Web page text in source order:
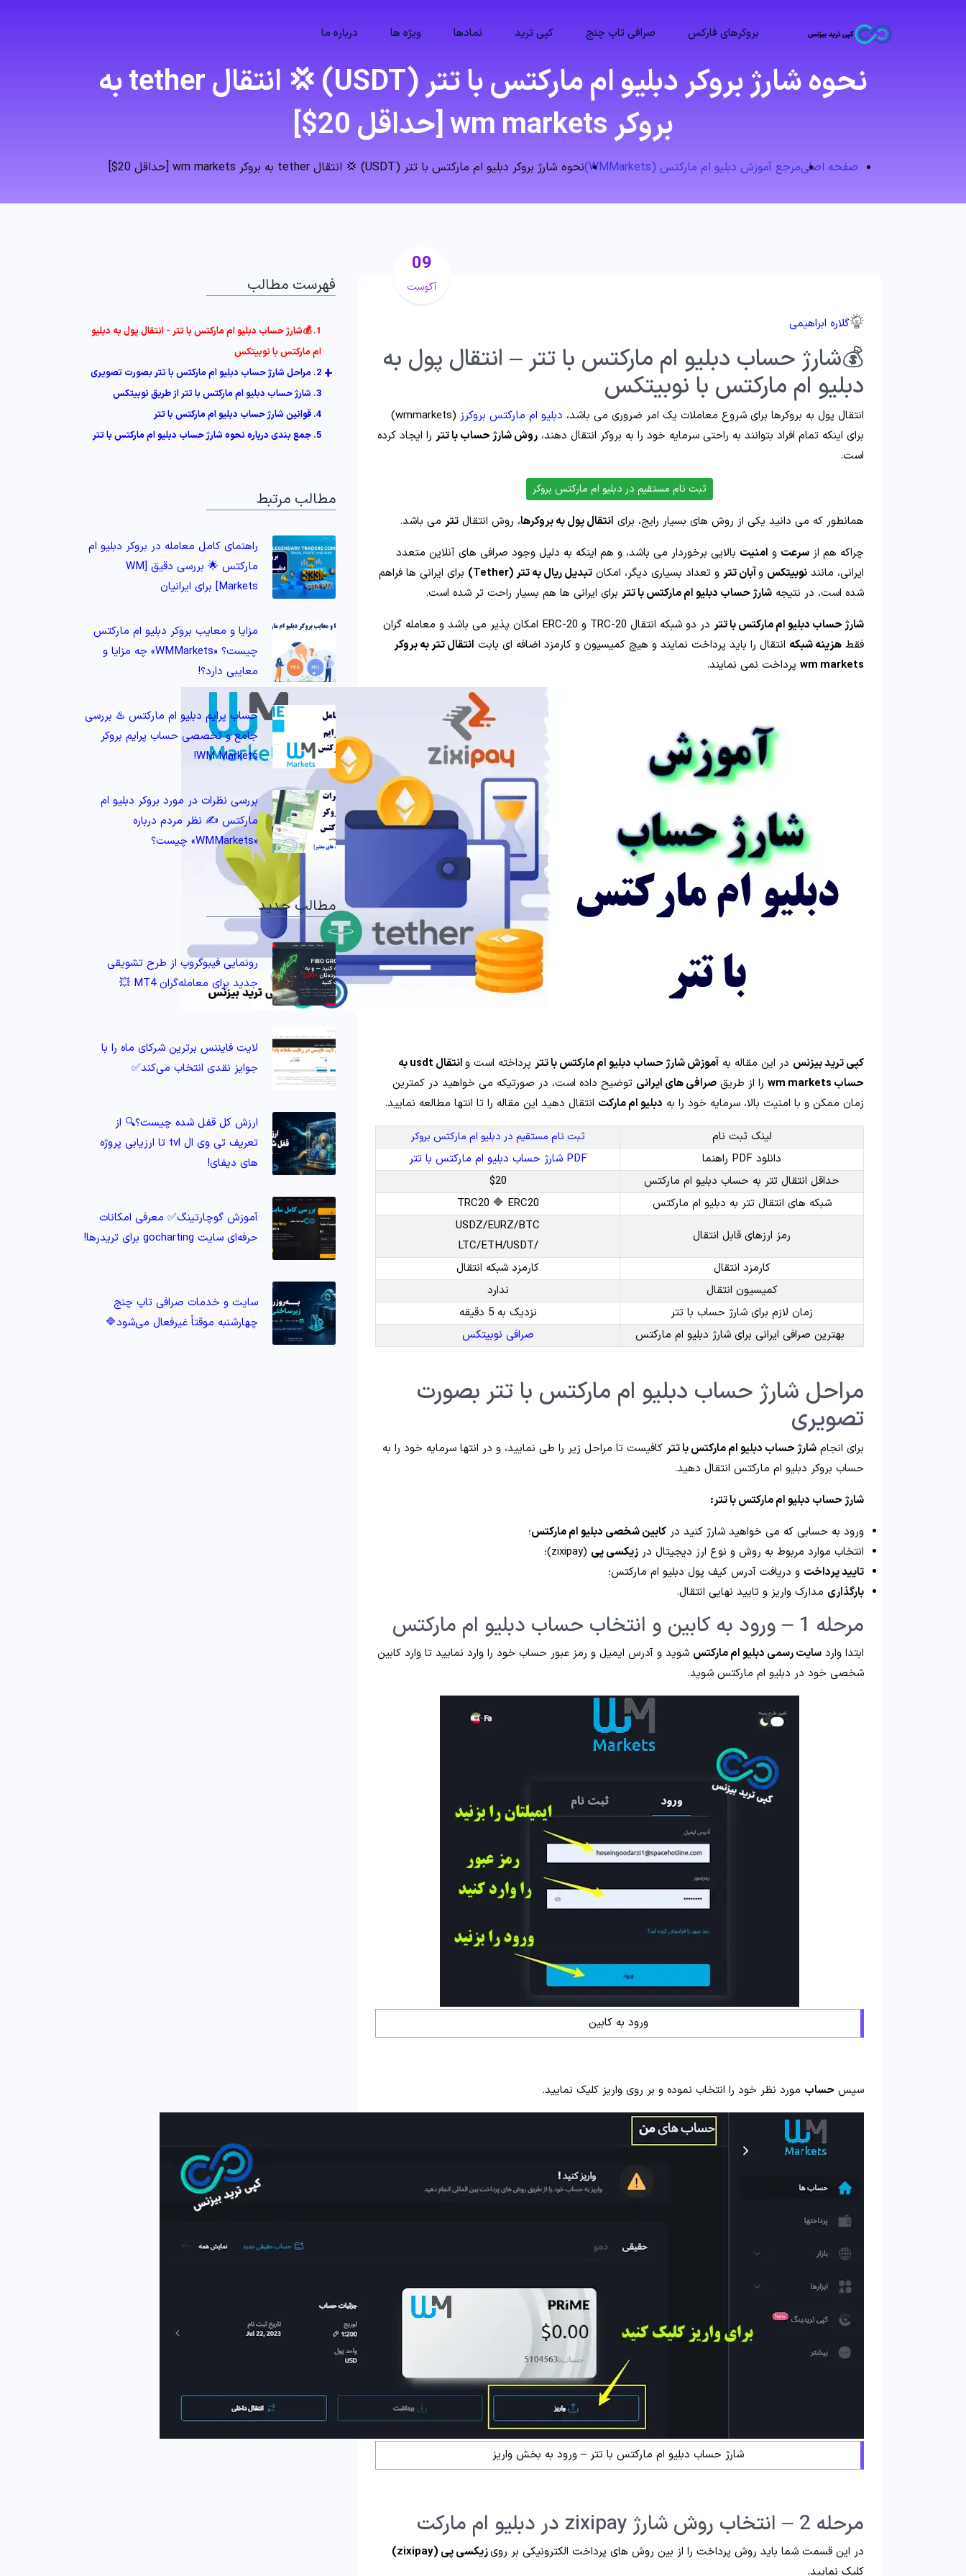
بروکرهای فارکس صرافی تاپ چنج کپی ترید نمادها ویژه ها درباره ما
نحوه شارژ بروکر دبلیو ام مارکتس با تتر (USDT) 💢 انتقال tether به
بروکر wm markets [حداقل 20$]
صفحه اصلیمرجع آموزش دبلیو ام مارکتس (WMMarkets) نحوه شارژ بروکر دبلیو ام مارکتس با تتر (USDT) 💢 انتقال tether به بروکر wm markets [حداقل 20$]
09
آگوست
گلاره ابراهیمی
💰شارژ حساب دبلیو ام مارکتس با تتر – انتقال پول به
دبلیو ام مارکتس با نوبیتکس
انتقال پول به بروکرها برای شروع معاملات یک امر ضروری می باشد، دبلیو ام مارکتس بروکرز
(wmmarkets)
برای اینکه تمام افراد بتوانند به راحتی سرمایه خود را به بروکر انتقال دهند، روش شارژ حساب با تتر را ایجاد کرده
است.
ثبت نام مستقیم در دبلیو ام مارکتس بروکر
همانطور که می دانید یکی از روش های بسیار رایج، برای انتقال پول به بروکرها، روش انتقال تتر می باشد.
چراکه هم از سرعت و امنیت بالایی برخوردار می باشد، و هم اینکه به دلیل وجود صرافی های آنلاین متعدد
ایرانی، مانند نوبیتکس وآبان تتر و تعداد بسیاری دیگر، امکان تبدیل ریال به تتر (Tether)
برای ایرانی ها فراهم
شده است، در نتیجه شارژ حساب دبلیو ام مارکتس با تتر برای ایرانی ها هم بسیار راحت تر شده است.
شارژ حساب دبلیو ام مارکتس با تتر
در دو شبکه انتقال TRC-20 و ERC-20 امکان پذیر می باشد و معامله گران
فقط هزینه شبکه انتقال را باید پرداخت نمایند و هیچ کمیسیون و کارمزد اضافه ای بابت انتقال تتر به بروکر
wm markets پرداخت نمی نمایند.
کپی ترید بیزنس در این مقاله به آموزش شارژ حساب دبلیو ام مارکتس با تتر پرداخته است و
انتقال usdt به
حساب wm markets
را از طریق صرافی های ایرانی توضیح داده است، در صورتیکه می خواهید در کمترین
زمان ممکن و با امنیت بالا، سرمایه خود را به دبلیو ام مارکت انتقال دهید این مقاله را تا انتها مطالعه نمایید.
لینک ثبت نام
ثبت نام مستقیم در دبلیو ام مارکتس بروکر
دانلود PDF راهنما
PDF شارژ حساب دبلیو ام مارکتس با تتر
حداقل انتقال تتر به حساب دبلیو ام مارکتس
$20
شبکه های انتقال تتر به دبلیو ام مارکتس
TRC20 🔷 ERC20
رمز ارزهای قابل انتقال
USDZ/EURZ/BTC
/LTC/ETH/USDT
کارمزد انتقال
کارمزد شبکه انتقال
کمیسیون انتقال
ندارد
زمان لازم برای شارژ حساب با تتر
نزدیک به 5 دقیقه
بهترین صرافی ایرانی برای شارژ دبلیو ام مارکتس
صرافی نوبیتکس
مراحل شارژ حساب دبلیو ام مارکتس با تتر بصورت
تصویری
برای انجام شارژ حساب دبلیو ام مارکتس با تتر کافیست تا مراحل زیر را طی نمایید، و در انتها سرمایه خود را به
حساب بروکر دبلیو ام مارکتس انتقال دهید.
شارژ حساب دبلیو ام مارکتس با تتر:
ورود به حسابی که می خواهید شارژ کنید در کابین شخصی دبلیو ام مارکتس؛
انتخاب موارد مربوط به روش و نوع ارز دیجیتال در زیکسی پی (zixipay)؛
تایید پرداخت و دریافت آدرس کیف پول دبلیو ام مارکتس؛
بارگذاری مدارک واریز و تایید نهایی انتقال.
مرحله 1 – ورود به کابین و انتخاب حساب دبلیو ام مارکتس
ابتدا وارد سایت رسمی دبلیو ام مارکتس شوید و آدرس ایمیل و رمز عبور حساب خود را وارد نمایید تا وارد کابین
شخصی خود در دبلیو ام مارکتس شوید.
ورود به کابین
سپس حساب مورد نظر خود را انتخاب نموده و بر روی واریز کلیک نمایید.
شارژ حساب دبلیو ام مارکتس با تتر – ورود به بخش واریز
مرحله 2 – انتخاب روش شارژ zixipay در دبلیو ام مارکت
در این قسمت شما باید روش پرداخت را از بین روش های پرداخت الکترونیکی بر رویزیکسی پی (zixipay)
کلیک نمایید.
فهرست مطالب
1. 💰شارژ حساب دبلیو ام مارکتس با تتر - انتقال پول به دبلیو
ام مارکتس با نوبیتکس
2. مراحل شارژ حساب دبلیو ام مارکتس با تتر بصورت تصویری +
3. شارژ حساب دبلیو ام مارکتس با تتر از طریق نوبیتکس
4. قوانین شارژ حساب دبلیو ام مارکتس با تتر
5. جمع بندی درباره نحوه شارژ حساب دبلیو ام مارکتس با تتر
مطالب مرتبط
راهنمای کامل معامله در بروکر دبلیو ام
مارکتس 🌟 بررسی دقیق [WM
Markets] برای ایرانیان
مزایا و معایب بروکر دبلیو ام مارکتس
چیست؟ «WMMarkets» چه مزایا و
معایبی دارد؟!
حساب پرایم دبلیو ام مارکتس ♨️ بررسی
جامع و تخصصی حساب پرایم بروکر
WM Markets!
بررسی نظرات در مورد بروکر دبلیو ام
مارکتس ✍️ نظر مردم درباره
«WMMarkets» چیست؟
مطالب جدید
رونمایی فیبوگروپ از طرح تشویقی
جدید برای معامله‌گران MT4 💥
لایت فایننس برترین شرکای ماه را با
جوایز نقدی انتخاب می‌کند✅
ارزش کل قفل شده چیست؟🔍 از
تعریف تی وی ال tvl تا ارزیابی پروژه‌
های دیفای!
آموزش گوچارتینگ✅ معرفی امکانات
حرفه‌ای سایت gocharting برای تریدرها!
سایت و خدمات صرافی تاپ‌ چنج
چهارشنبه موقتاً غیرفعال می‌شود🔷